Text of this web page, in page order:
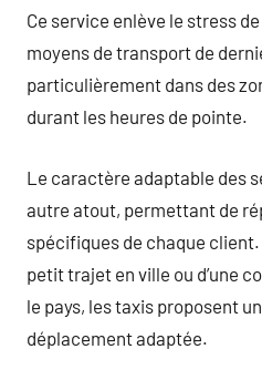
Ce service enlève le stress
moyens de transport de
particulièrement dans des
durant les heures de pointe.
Le caractère adaptable des
autre atout, permettant de
spécifiques de chaque client.
petit trajet en ville ou d’une
le pays, les taxis proposent
déplacement adaptée.